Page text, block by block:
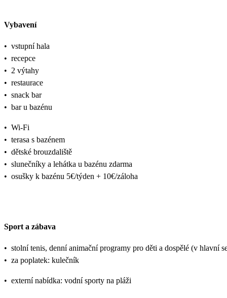
Vybavení
• vstupní hala
• recepce
• 2 výtahy
• restaurace
• snack bar
• bar u bazénu
• Wi-Fi
• terasa s bazénem
• dětské brouzdaliště
• slunečníky a lehátka u bazénu zdarma
• osušky k bazénu 5€/týden + 10€/záloha
Sport a zábava
• stolní tenis, denní animační programy pro děti a dospělé (v hlavní
• za poplatek: kulečník
• externí nabídka: vodní sporty na pláži